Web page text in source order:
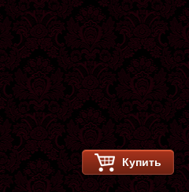
Купить